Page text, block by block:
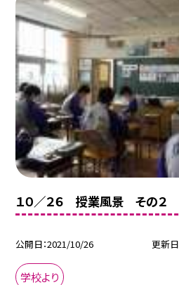
１０／２６ 授業風景 その２
公開日 2021/10/26 更新日
学校より